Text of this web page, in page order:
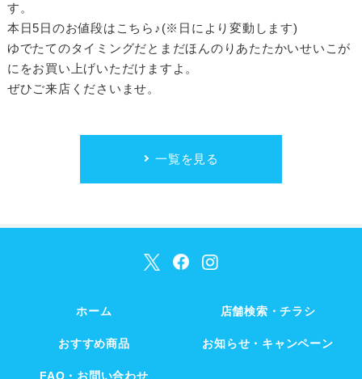
す。
本日5日のお値段はこちら♪(※日により変動します)
ゆでたてのタイミングだとまだほんのりあたたかいせいこが
にをお買い上げいただけますよ。
ぜひご来店くださいませ。
一覧を見る
ホーム 店舗検索・チラシ
おすすめ商品 お知らせ・キャンペーン
FAQ・お問い合わせ